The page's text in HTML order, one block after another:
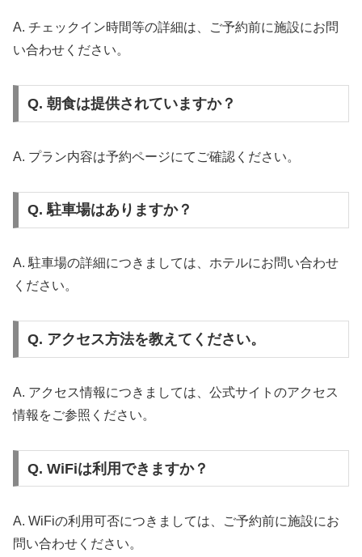
A. チェックイン時間等の詳細は、ご予約前に施設にお問
い合わせください。
Q. 朝食は提供されていますか？
A. プラン内容は予約ページにてご確認ください。
Q. 駐車場はありますか？
A. 駐車場の詳細につきましては、ホテルにお問い合わせ
ください。
Q. アクセス方法を教えてください。
A. アクセス情報につきましては、公式サイトのアクセス
情報をご参照ください。
Q. WiFiは利用できますか？
A. WiFiの利用可否につきましては、ご予約前に施設にお
問い合わせください。